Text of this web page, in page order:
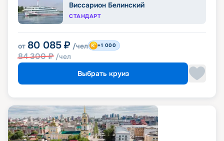
Виссарион Белинский
СТАНДАРТ
от 80 085 ₽ /чел
84 300₽ /чел
+1 000
Выбрать круиз